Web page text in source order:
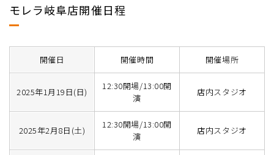
モレラ岐阜店開催日程
開催日 開催時間 開催場所
2025年1月19日(日)
12:30開場/13:00開
演
店内スタジオ
2025年2月8日(土)
12:30開場/13:00開
演
店内スタジオ